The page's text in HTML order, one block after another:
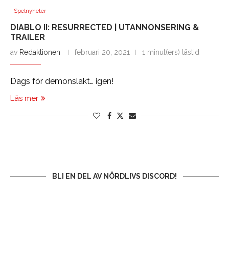
Spelnyheter
DIABLO II: RESURRECTED | UTANNONSERING &
TRAILER
av Redaktionen februari 20, 2021 1 minut(ers) lästid
Dags för demonslakt… igen!
Läs mer
BLI EN DEL AV NÖRDLIVS DISCORD!